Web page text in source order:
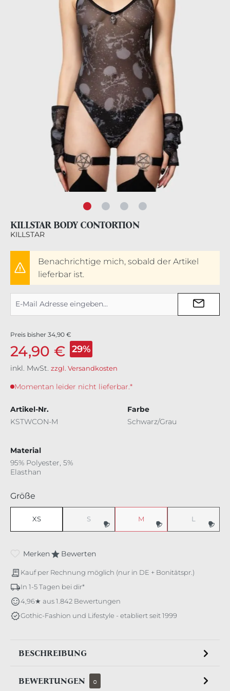
KILLSTAR BODY CONTORTION
KILLSTAR
Benachrichtige mich, sobald der Artikel
lieferbar ist.
Preis bisher 34,90 €
24,90 € 29%
inkl. MwSt. zzgl. Versandkosten
Momentan leider nicht lieferbar.*
Artikel-Nr.
KSTWCON-M
Farbe
Schwarz/Grau
Material
95% Polyester, 5%
Elasthan
Größe
XS S(Diese Option ist zurzeit nicht verfügbar.)
M(Diese Option ist zurzeit nicht
L(Diese
Merken Bewerten
Kauf per Rechnung möglich (nur in DE + Bonitätspr.)
In 1-5 Tagen bei dir*
4,96★ aus 1.842 Bewertungen
Gothic-Fashion und Lifestyle - etabliert seit 1999
BESCHREIBUNG
BEWERTUNGEN 0